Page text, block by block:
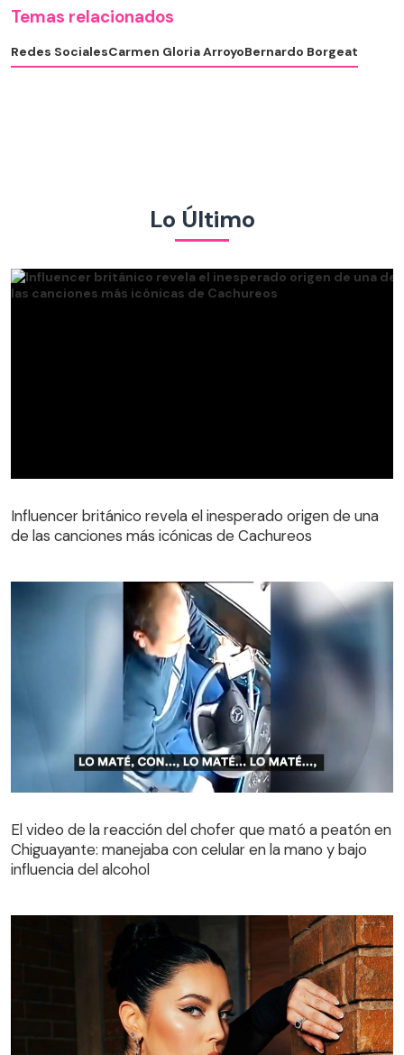
Temas relacionados
Redes SocialesCarmen Gloria ArroyoBernardo Borgeat
Lo Último
Influencer británico revela el inesperado origen de una
de las canciones más icónicas de Cachureos
Chiguayante: manejaba con celular en la mano y bajo
influencia del alcohol
El video de la reacción del chofer que mató a peatón en
Chiguayante: manejaba con celular en la mano y bajo
influencia del alcohol